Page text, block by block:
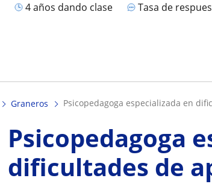
4 años dando clase Tasa de
Graneros psicopedagoga especializada en
Psicopedagoga
dificultades de